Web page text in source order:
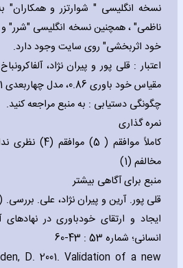
نسخه انگلیسی " شوارتزر و همکاران"
ناظمی" ، همچنین نسخه انگلیسی "شرر" و
خود اثربخشی" روی سایت وجود دارد.
اعتبار : قلی پور و پیران نژاد،
مقیاس خود باوری 0.86، مدل چهاربعدی 0.91 و برای کل ابزار 0.843
چگونگی دستیابی : به منبع مراجعه کنید.
نمره گذاری
مخالفم (1)
منبع برای آگاهی بیشتر
ایجاد و ارتقای خودباوری در
انسانی؛ شماره 53 : 43-60
D. 2001. Validation of a new